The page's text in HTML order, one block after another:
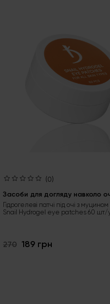
(0)
Засоби для догляду навколо
Гідрогелеві патчі під очі з
Snail Hydrogel eye patches 60 шт/
270 189 грн